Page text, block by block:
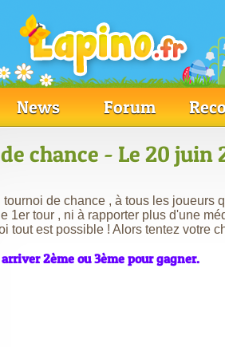
News Forum
chance - Le 20 juin
tournoi de chance , à tous les joueurs
1er tour , ni à rapporter plus d'une
tout est possible ! Alors tentez votre
2ème ou 3ème pour gagner.